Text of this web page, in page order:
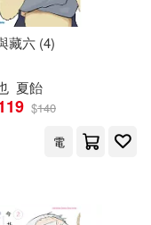
(1)
藏六 (4)
夏飴
$140
電